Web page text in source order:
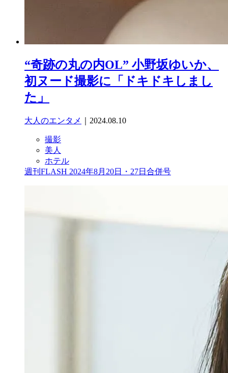
“奇跡の丸の内OL” 小野坂ゆいか、
初ヌード撮影に「ドキドキしまし
た」
大人のエンタメ ｜2024.08.10
撮影
美人
ホテル
週刊FLASH 2024年8月20日・27日合併号